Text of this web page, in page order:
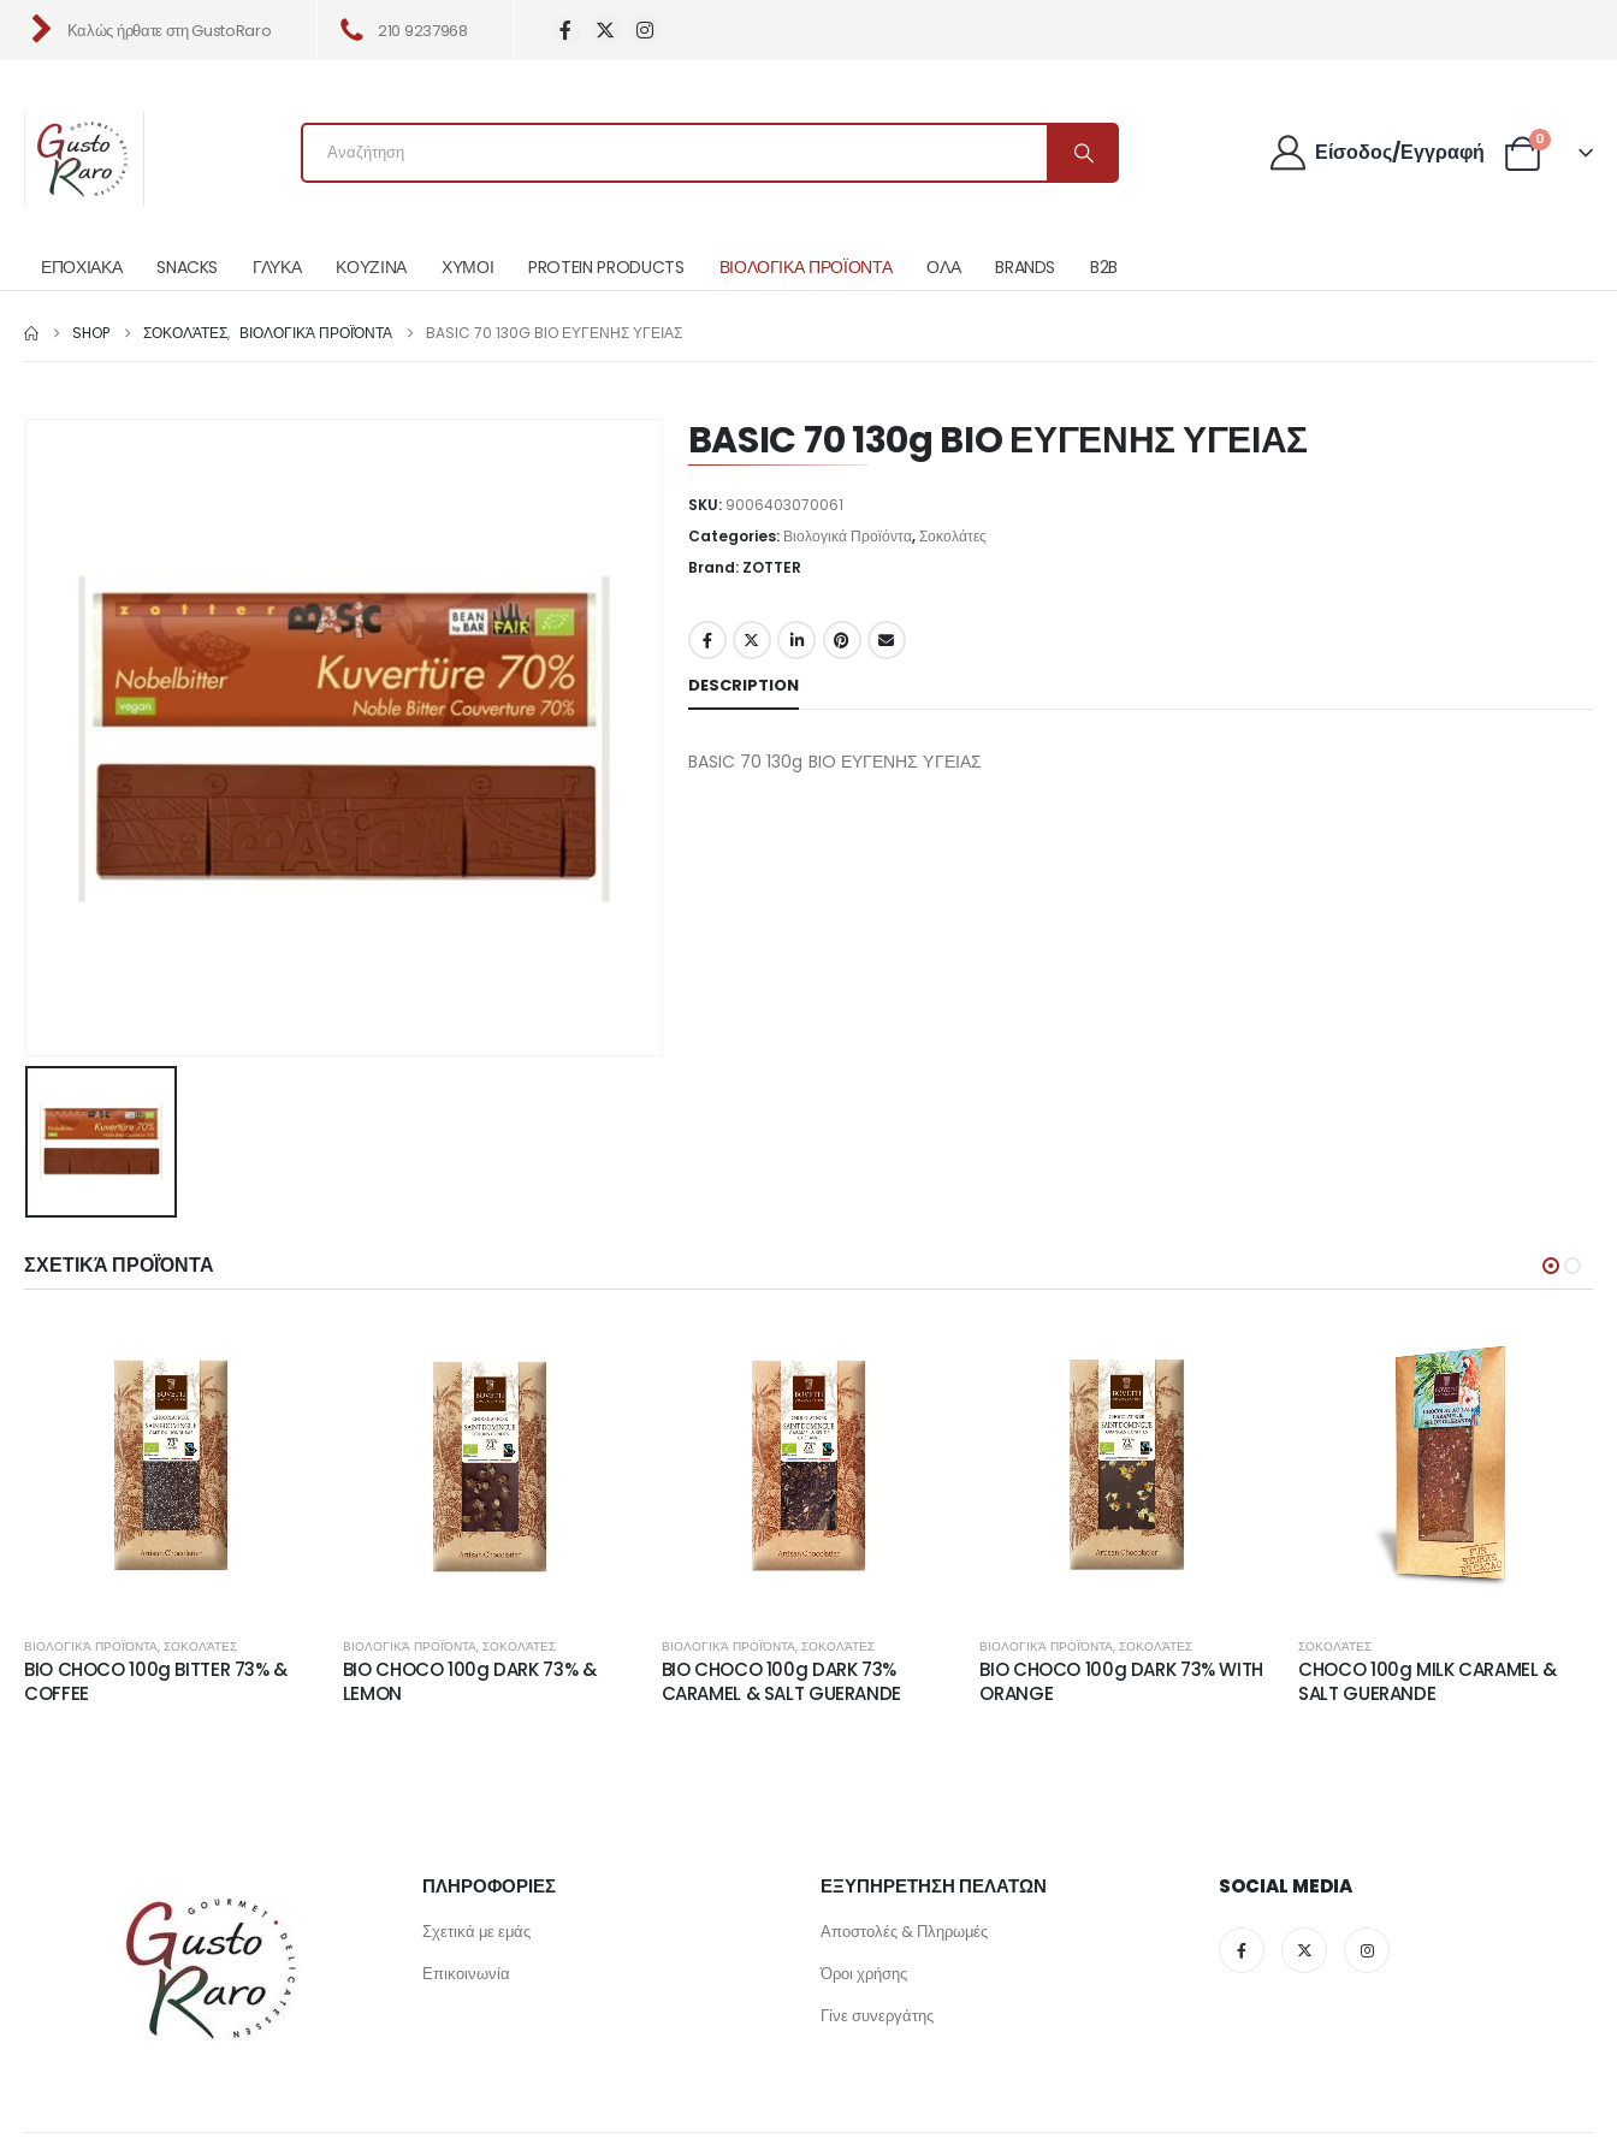
Καλώς ήρθατε στη GustoRaro 210 9237968
Είσοδος/Εγγραφή
0
ΕΠΟΧΙΑΚΑ SNACKS ΓΛΥΚΑ ΚΟΥΖΙΝΑ ΧΥΜΟΙ PROTEIN PRODUCTS ΒΙΟΛΟΓΙΚΑ ΠΡΟΪΟΝΤΑ ΟΛΑ BRANDS B2B
SHOP ΣΟΚΟΛΆΤΕΣ, ΒΙΟΛΟΓΙΚΆ ΠΡΟΪΌΝΤΑ BASIC 70 130G BIO ΕΥΓΕΝΗΣ ΥΓΕΙΑΣ
BASIC 70 130g BIO ΕΥΓΕΝΗΣ ΥΓΕΙΑΣ
SKU: 9006403070061
Categories: Βιολογικά Προϊόντα,Σοκολάτες
Brand: ZOTTER
DESCRIPTION
BASIC 70 130g BIO ΕΥΓΕΝΗΣ ΥΓΕΙΑΣ
ΣΧΕΤΙΚΆ ΠΡΟΪΌΝΤΑ
ΒΙΟΛΟΓΙΚΆ ΠΡΟΪΌΝΤΑ, ΣΟΚΟΛΆΤΕΣ
BIO CHOCO 100g BITTER 73% &
COFFEE
ΒΙΟΛΟΓΙΚΆ ΠΡΟΪΌΝΤΑ, ΣΟΚΟΛΆΤΕΣ
BIO CHOCO 100g DARK 73% &
LEMON
ΒΙΟΛΟΓΙΚΆ ΠΡΟΪΌΝΤΑ, ΣΟΚΟΛΆΤΕΣ
BIO CHOCO 100g DARK 73%
CARAMEL & SALT GUERANDE
ΒΙΟΛΟΓΙΚΆ ΠΡΟΪΌΝΤΑ,ΣΟΚΟΛΆΤΕΣ
BIO CHOCO 100g DARK 73% WITH
ORANGE
ΣΟΚΟΛΆΤΕΣ
CHOCO 100g MILK CARAMEL &
SALT GUERANDE
ΠΛΗΡΟΦΟΡΙΕΣ
Σχετικά με εμάς
Επικοινωνία
ΕΞΥΠΗΡΕΤΗΣΗ ΠΕΛΑΤΩΝ
Αποστολές & Πληρωμές
Όροι χρήσης
Γίνε συνεργάτης
SOCIAL MEDIA